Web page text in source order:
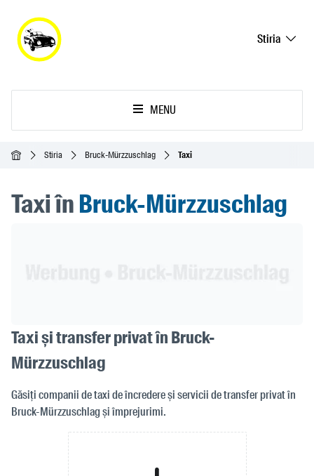
Stiria
MENU
Acasă Stiria Bruck-Mürzzuschlag Taxi
Taxi înBruck-Mürzzuschlag
Taxi și transfer privat în Bruck-
Mürzzuschlag
Găsiți companii de taxi de încredere și servicii de transfer privat în
Bruck-Mürzzuschlag și împrejurimi.